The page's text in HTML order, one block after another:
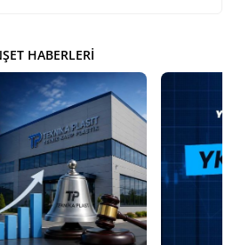
HABERLERI